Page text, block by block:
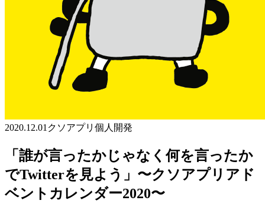
2020.12.01 クソアプリ 個人開発
「誰が言ったかじゃなく何を言ったか
でTwitterを見よう」〜クソアプリアド
ベントカレンダー2020〜